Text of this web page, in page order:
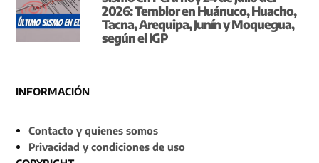
2026: Temblor en Huánuco, Huacho,
Tacna, Arequipa, Junín y Moquegua,
según el IGP
INFORMACIÓN
Contacto y quienes somos
Privacidad y condiciones de uso